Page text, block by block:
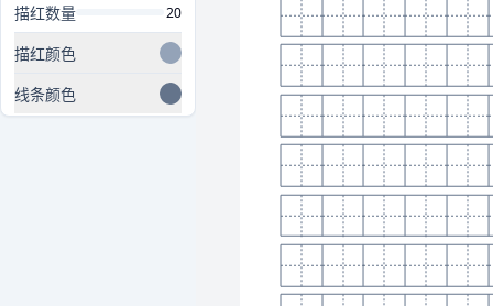
描红数量 20
描红颜色
线条颜色